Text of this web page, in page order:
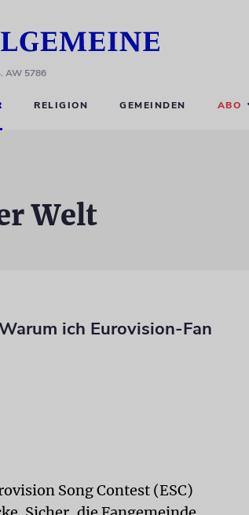
AW 5786
RELIGION GEMEINDEN ABO
Welt
ich Eurovision-Fan
Song Contest (ESC)